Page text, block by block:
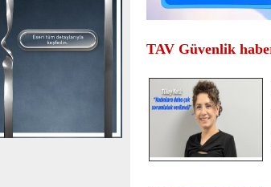
TAV Güvenlik